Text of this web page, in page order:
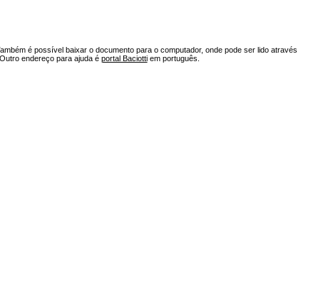
é possível baixar o documento para o computador, onde pode ser lido através
Outro endereço para ajuda é portal Baciottiem português.